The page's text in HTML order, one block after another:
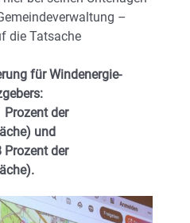
–
die Tatsache
für Windenergie-
Prozent der
und
Prozent der